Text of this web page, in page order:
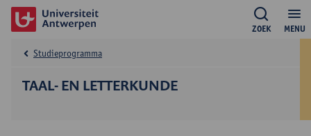
MENU
ZOEK
TAAL- EN LETTERKUNDE
Studieprogramma